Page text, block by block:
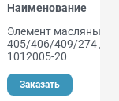
Наименование
Элемент масляный
405/406/409/274 дв
1012005-20
Заказать